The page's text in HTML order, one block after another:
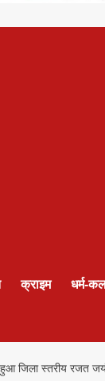
क्राइम धर्म-
हुआ जिला स्तरीय रजत